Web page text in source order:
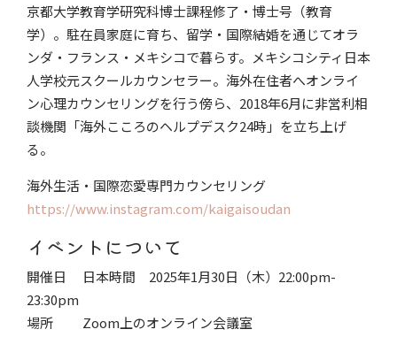
京都大学教育学研究科博士課程修了・博士号（教育
学）。駐在員家庭に育ち、留学・国際結婚を通じてオラ
ンダ・フランス・メキシコで暮らす。メキシコシティ日本
人学校元スクールカウンセラー。海外在住者へオンライ
ン心理カウンセリングを行う傍ら、2018年6月に非営利相
談機関「海外こころのヘルプデスク24時」を立ち上げ
る。
海外生活・国際恋愛専門カウンセリング
https://www.instagram.com/kaigaisoudan
イベントについて
開催日 日本時間 2025年1月30日（木）​22:00pm-
23:30pm​
場所 Zoom上のオンライン会議室​​